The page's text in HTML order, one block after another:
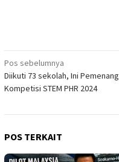
Navigasi
pos
Pos sebelumnya
Diikuti 73 sekolah, Ini Pemenang
Kompetisi STEM PHR 2024
POS TERKAIT